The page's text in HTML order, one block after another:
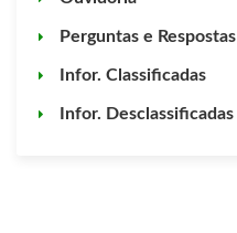
Perguntas e Respostas
Infor. Classificadas
Infor. Desclassificadas